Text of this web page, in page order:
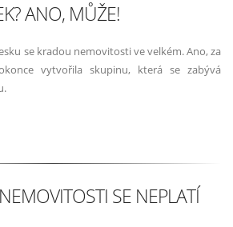
ANO, MŮŽE!
se kradou nemovitosti ve velkém. Ano, za
vytvořila skupinu, která se zabývá
SE NEPLATÍ